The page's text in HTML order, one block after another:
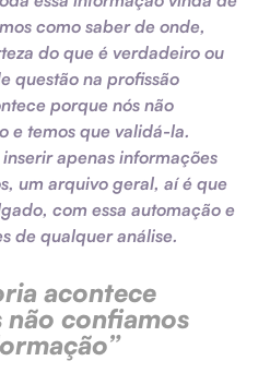
como saber de onde,
do que é verdadeiro ou
questão na profissão
porque nós não
e temos que validá-la.
apenas informações
um arquivo geral, aí é que
com essa automação e
de qualquer análise.
acontece
confiamos